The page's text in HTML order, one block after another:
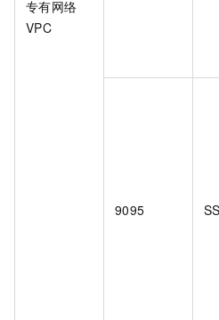
专有网络
VPC
9095